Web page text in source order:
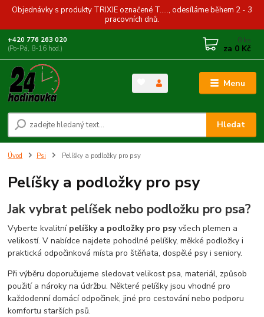
Objednávky s produkty TRIXIE označené T....., odesíláme během 2 - 3
pracovních dnů.
Menu
Hledat
+420 776 263 020
(Po-Pá, 8-16 hod.)
0 ks
za 0 Kč
Úvod Psi Pelíšky a podložky pro psy
Pelíšky a podložky pro psy
Jak vybrat pelíšek nebo podložku pro psa?
Vyberte kvalitní pelíšky a podložky pro psyvšech plemen a
velikostí. V nabídce najdete pohodlné pelíšky, měkké podložky i
praktická odpočinková místa pro štěňata, dospělé psy i seniory.
Při výběru doporučujeme sledovat velikost psa, materiál, způsob
použití a nároky na údržbu. Některé pelíšky jsou vhodné pro
každodenní domácí odpočinek, jiné pro cestování nebo podporu
komfortu starších psů.